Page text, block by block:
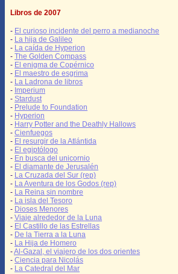
Libros de 2007
- El curioso incidente del perro a medianoche
- La hija de Galileo
- La caída de Hyperion
- The Golden Compass
- El enigma de Copérnico
- El maestro de esgrima
- La Ladrona de libros
- Imperium
- Stardust
- Prelude to Foundation
- Hyperion
- Harry Potter and the Deathly Hallows
- Cienfuegos
- El resurgir de la Atlántida
- El egiptólogo
- En busca del unicornio
- El diamante de Jerusalén
- La Cruzada del Sur (rep)
- La Aventura de los Godos (rep)
- La Reina sin nombre
- La isla del Tesoro
- Dioses Menores
- Viaje alrededor de la Luna
- El Castillo de las Estrellas
- De la Tierra a la Luna
- La Hija de Homero
-Al-Gazal, el viajero de los dos orientes
- Ciencia para Nicolás
- La Catedral del Mar